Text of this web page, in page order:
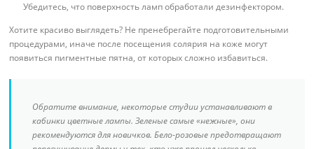
Убедитесь, что поверхность ламп обработали дезинфектором.
Хотите красиво выглядеть? Не пренебрегайте подготовительными
процедурами, иначе после посещения солярия на коже могут
появиться пигментные пятна, от которых сложно избавиться.
Обратите внимание, некоторые студии устанавливают в
кабинки цветные лампы. Зеленые самые «нежные», они
рекомендуются для новичков. Бело-розовые предотвращают